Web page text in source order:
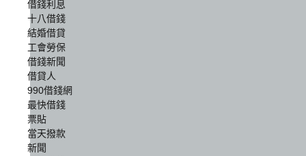
借錢利息
十八借錢
結婚借貸
工會勞保
借錢新聞
借貸人
990借錢網
最快借錢
票貼
當天撥款
新聞